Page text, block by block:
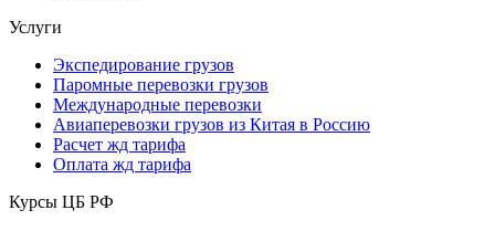
Услуги
Экспедирование грузов
Паромные перевозки грузов
Международные перевозки
Авиаперевозки грузов из Китая в Россию
Расчет жд тарифа
Оплата жд тарифа
Курсы ЦБ РФ